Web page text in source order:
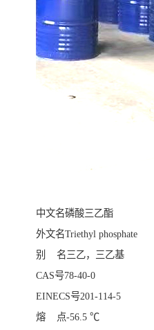
中文名磷酸三乙酯
外文名Triethyl phosphate
别 名三乙，三乙基
CAS号78-40-0
EINECS号201-114-5
熔 点-56.5 ℃